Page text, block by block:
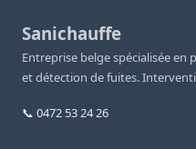
Sanichauffe
Entreprise belge spécialisée
et détection de fuites.
📞 0472 53 24 26